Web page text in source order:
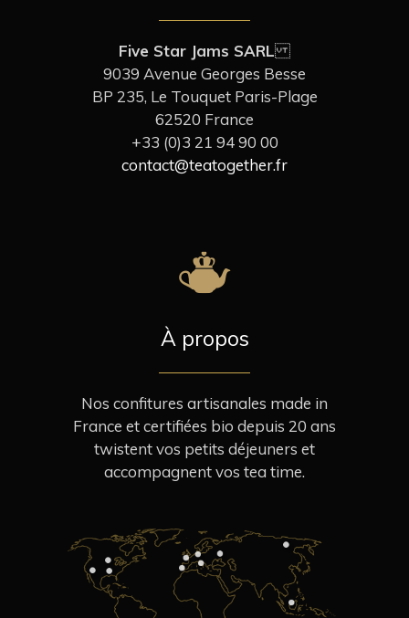
Five Star Jams SARL
9039 Avenue Georges Besse
BP 235, Le Touquet Paris-Plage
62520 France
+33 (0)3 21 94 90 00
contact@teatogether.fr
À propos
Nos confitures artisanales made in
France et certifiées bio depuis 20 ans
twistent vos petits déjeuners et
accompagnent vos tea time.